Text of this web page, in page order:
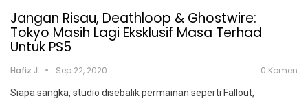
Jangan Risau, Deathloop & Ghostwire:
Tokyo Masih Lagi Eksklusif Masa Terhad
Untuk PS5
Hafiz J Sep 22, 2020 0 Komen
Siapa sangka, studio disebalik permainan seperti Fallout,